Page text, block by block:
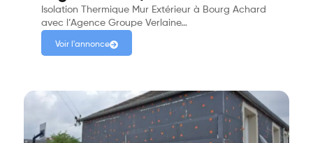
Isolation Thermique Mur Extérieur à Bourg Achard
avec l’Agence Groupe Verlaine…
Voir l'annonce